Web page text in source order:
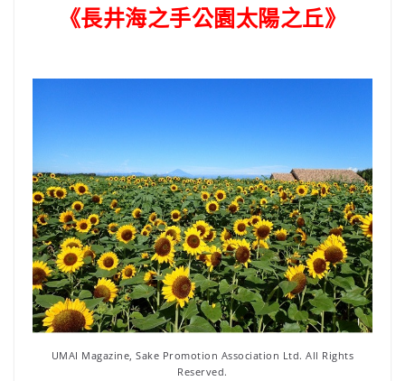
《長井海之手公園太陽之丘》
UMAI Magazine, Sake Promotion Association Ltd. All Rights
Reserved.